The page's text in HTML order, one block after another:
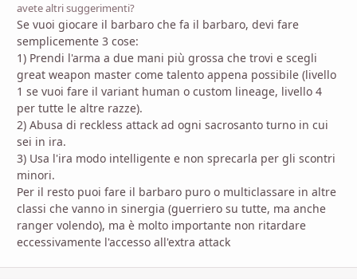
avete altri suggerimenti?
Se vuoi giocare il barbaro che fa il barbaro, devi fare
semplicemente 3 cose:
1) Prendi l'arma a due mani più grossa che trovi e scegli
great weapon master come talento appena possibile (livello
1 se vuoi fare il variant human o custom lineage, livello 4
per tutte le altre razze).
2) Abusa di reckless attack ad ogni sacrosanto turno in cui
sei in ira.
3) Usa l'ira modo intelligente e non sprecarla per gli scontri
minori.
Per il resto puoi fare il barbaro puro o multiclassare in altre
classi che vanno in sinergia (guerriero su tutte, ma anche
ranger volendo), ma è molto importante non ritardare
eccessivamente l'accesso all'extra attack